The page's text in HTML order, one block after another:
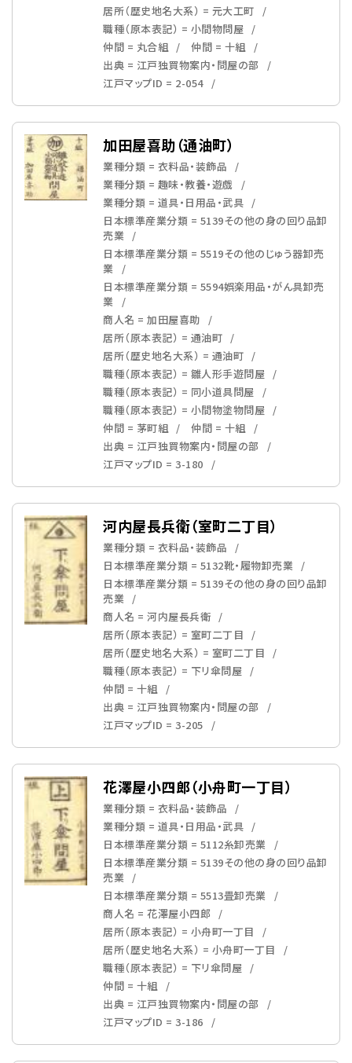
居所（歴史地名大系） = 元大工町
職種（原本表記） = 小間物問屋
仲間 = 丸合組
仲間 = 十組
出典 = 江戸独買物案内・問屋の部
江戸マップID = 2-054
加田屋喜助（通油町）
業種分類 = 衣料品・装飾品
業種分類 = 趣味・教養・遊戯
業種分類 = 道具・日用品・武具
日本標準産業分類 = 5139その他の身の回り品卸
売業
日本標準産業分類 = 5519その他のじゅう器卸売
業
日本標準産業分類 = 5594娯楽用品・がん具卸売
業
商人名 = 加田屋喜助
居所（原本表記） = 通油町
居所（歴史地名大系） = 通油町
職種（原本表記） = 雛人形手遊問屋
職種（原本表記） = 同小道具問屋
職種（原本表記） = 小間物塗物問屋
仲間 = 茅町組
仲間 = 十組
出典 = 江戸独買物案内・問屋の部
江戸マップID = 3-180
河内屋長兵衛（室町二丁目）
業種分類 = 衣料品・装飾品
日本標準産業分類 = 5132靴・履物卸売業
日本標準産業分類 = 5139その他の身の回り品卸
売業
商人名 = 河内屋長兵衛
居所（原本表記） = 室町二丁目
居所（歴史地名大系） = 室町二丁目
職種（原本表記） = 下リ傘問屋
仲間 = 十組
出典 = 江戸独買物案内・問屋の部
江戸マップID = 3-205
花澤屋小四郎（小舟町一丁目）
業種分類 = 衣料品・装飾品
業種分類 = 道具・日用品・武具
日本標準産業分類 = 5112糸卸売業
日本標準産業分類 = 5139その他の身の回り品卸
売業
日本標準産業分類 = 5513畳卸売業
商人名 = 花澤屋小四郎
居所（原本表記） = 小舟町一丁目
居所（歴史地名大系） = 小舟町一丁目
職種（原本表記） = 下リ傘問屋
仲間 = 十組
出典 = 江戸独買物案内・問屋の部
江戸マップID = 3-186